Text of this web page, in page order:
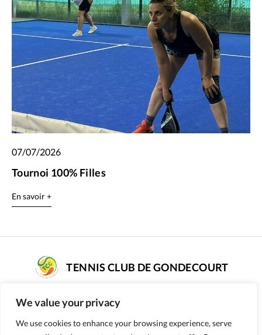
We value your privacy
We use cookies to enhance your browsing experience, serve
07/07/2026
Tournoi 100% Filles
En savoir +
TENNIS CLUB DE GONDECOURT
rue Poissonnier - 59147 GONDECOURT
Numéro d’affiliation : 56590187